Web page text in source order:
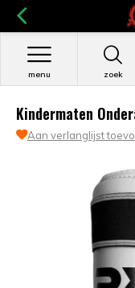
zoek
menu
Kindermaten
Aan verlanglijst